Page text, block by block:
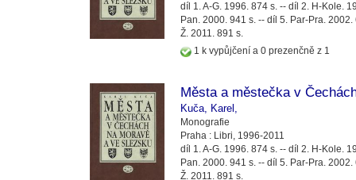
díl 1. A-G. 1996. 874 s. -- díl 2. H-Kole.
Pan. 2000. 941 s. -- díl 5. Par-Pra.
Ž. 2011. 891 s.
1 k vypůjčení a 0 prezenčně z 1
Města a městečka v
Kuča, Karel,
Monografie
Praha : Libri, 1996-2011
díl 1. A-G. 1996. 874 s. -- díl 2. H-Kole.
Pan. 2000. 941 s. -- díl 5. Par-Pra.
Ž. 2011. 891 s.